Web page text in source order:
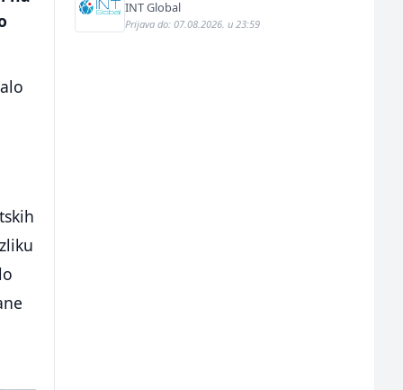
INT Global
Prijava do: 07.08.2026. u 23:59